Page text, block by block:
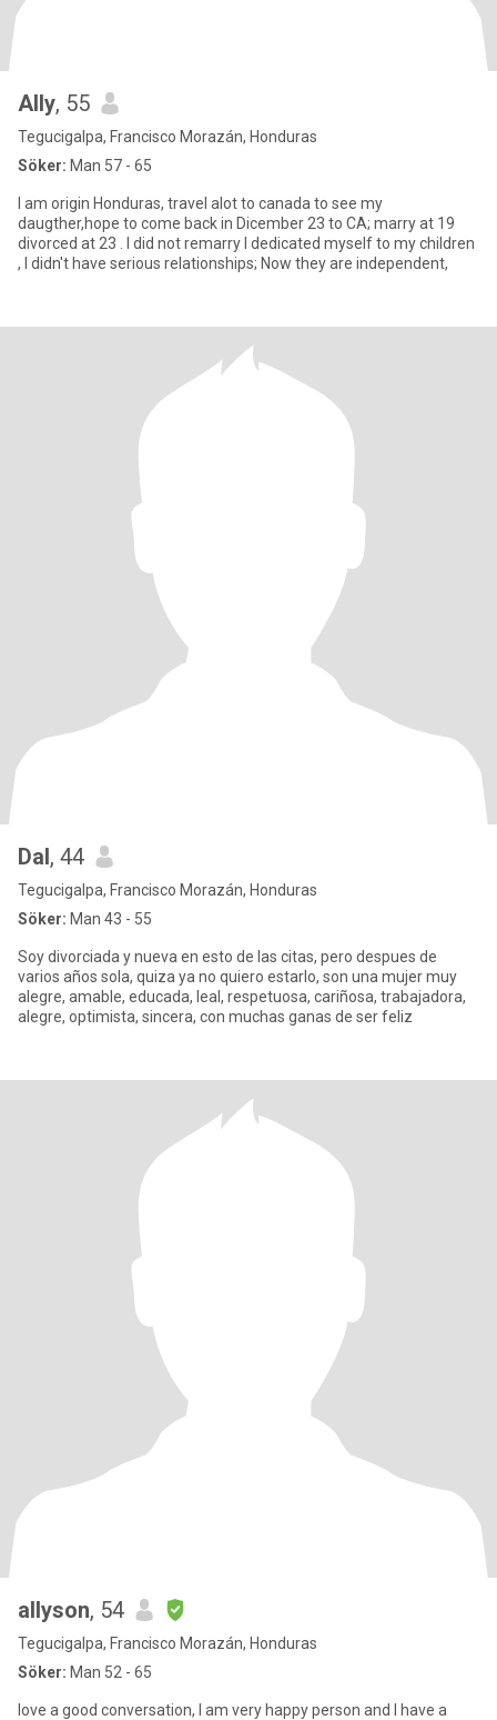
Ally, 55
Tegucigalpa, Francisco Morazán, Honduras
Söker: Man 57 - 65
I am origin Honduras, travel alot to canada to see my
daugther,hope to come back in Dicember 23 to CA; marry at 19
divorced at 23 . I did not remarry I dedicated myself to my children
, I didn't have serious relationships; Now they are independent,
Dal, 44
Tegucigalpa, Francisco Morazán, Honduras
Söker: Man 43 - 55
Soy divorciada y nueva en esto de las citas, pero despues de
varios años sola, quiza ya no quiero estarlo, son una mujer muy
alegre, amable, educada, leal, respetuosa, cariñosa, trabajadora,
alegre, optimista, sincera, con muchas ganas de ser feliz
allyson, 54
Tegucigalpa, Francisco Morazán, Honduras
Söker: Man 52 - 65
love a good conversation, I am very happy person and I have a